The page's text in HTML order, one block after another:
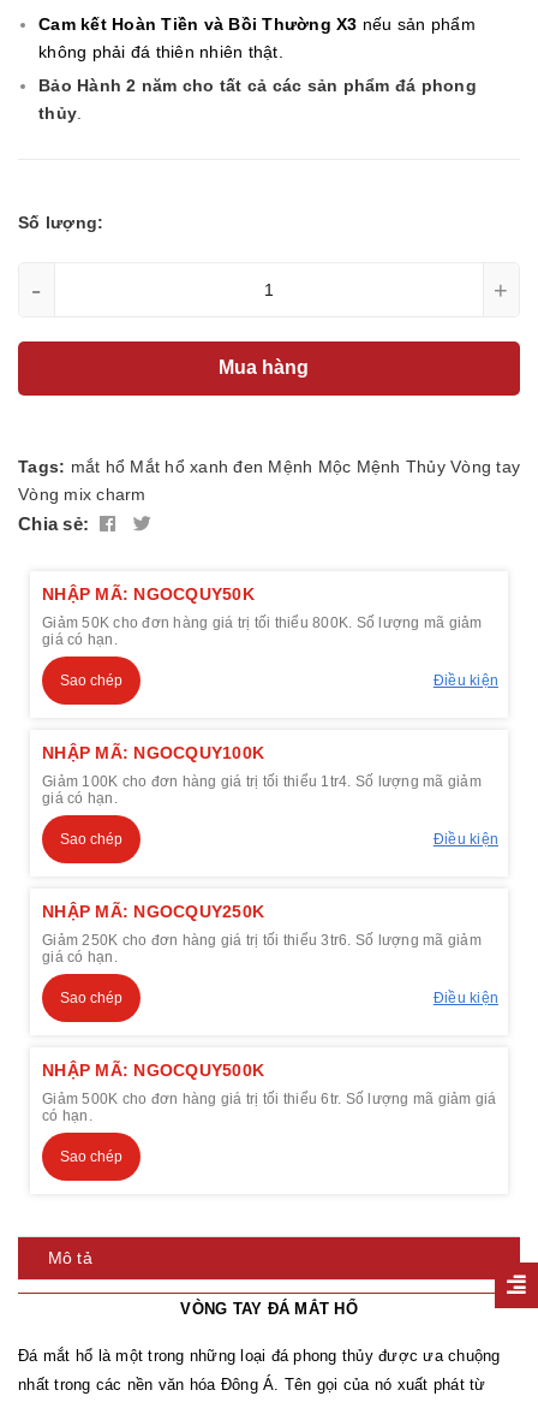
Cam kết Hoàn Tiền và Bồi Thường X3 nếu sản phẩm
không phải đá thiên nhiên thật.
Bảo Hành 2 năm cho tất cả các sản phẩm đá phong
thủy.
Số lượng:
- +
Mua hàng
Tags: mắt hổ Mắt hổ xanh đen Mệnh Mộc Mệnh Thủy Vòng tay
Vòng mix charm
Chia sẻ:
NHẬP MÃ: NGOCQUY50K
Giảm 50K cho đơn hàng giá trị tối thiểu 800K. Số lượng mã giảm
giá có hạn.
Sao chép Điều kiện
NHẬP MÃ: NGOCQUY100K
Giảm 100K cho đơn hàng giá trị tối thiểu 1tr4. Số lượng mã giảm
giá có hạn.
Sao chép Điều kiện
NHẬP MÃ: NGOCQUY250K
Giảm 250K cho đơn hàng giá trị tối thiểu 3tr6. Số lượng mã giảm
giá có hạn.
Sao chép Điều kiện
NHẬP MÃ: NGOCQUY500K
Giảm 500K cho đơn hàng giá trị tối thiểu 6tr. Số lượng mã giảm giá
có hạn.
Sao chép
Mô tả
VÒNG TAY ĐÁ MẮT HỔ
Đá mắt hổ là một trong những loại đá phong thủy được ưa chuộng
nhất trong các nền văn hóa Đông Á. Tên gọi của nó xuất phát từ